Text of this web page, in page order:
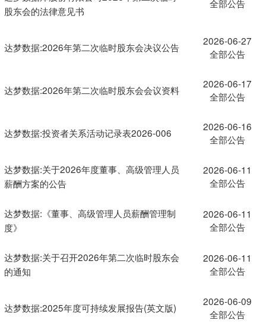
股东会的法律意见书
全部公告
达梦数据:2026年第二次临时股东会决议公告
2026-06-27
全部公告
达梦数据:2026年第二次临时股东会会议资料
2026-06-17
全部公告
达梦数据:投资者关系活动记录表2026-006
2026-06-16
全部公告
达梦数据:关于2026年度董事、高级管理人员
薪酬方案的公告
2026-06-11
全部公告
达梦数据:《董事、高级管理人员薪酬管理制
度》
2026-06-11
全部公告
达梦数据:关于召开2026年第二次临时股东会
的通知
2026-06-11
全部公告
达梦数据:2025年度可持续发展报告(英文版)
2026-06-09
全部公告